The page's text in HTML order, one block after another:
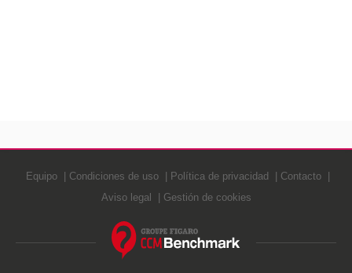
Equipo Condiciones de uso Política de privacidad
Contacto
Aviso legal
Gestión de cookies